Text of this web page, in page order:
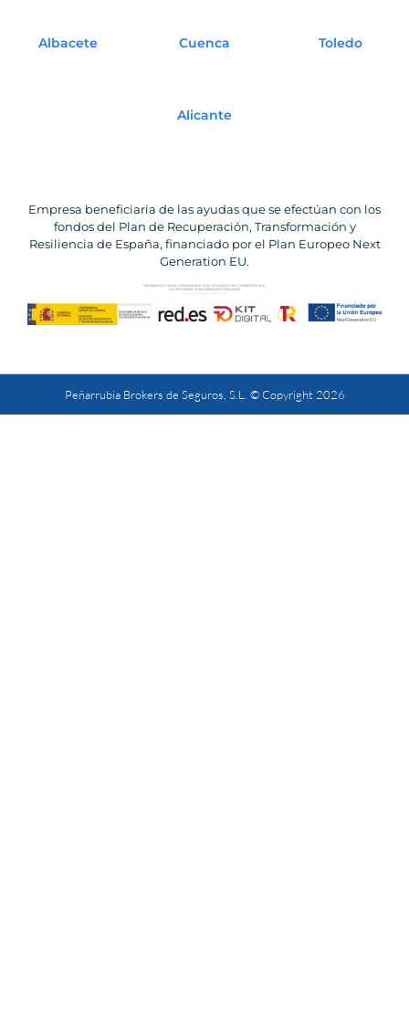
Albacete Cuenca Toledo
Alicante
Empresa beneficiaria de las ayudas que se efectúan con los
fondos del Plan de Recuperación, Transformación y
Resiliencia de España, financiado por el Plan Europeo Next
Generation EU.
Peñarrubia Brokers de Seguros, S.L. © Copyright 2026